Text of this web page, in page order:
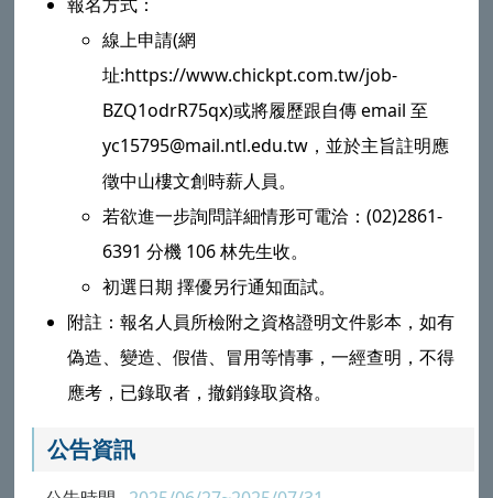
線上申請(網
址:https://www.chickpt.com.tw/job-
BZQ1odrR75qx)或將履歷跟自傳 email 至
yc15795@mail.ntl.edu.tw，並於主旨註明應
徵中山樓文創時薪人員。
若欲進一步詢問詳細情形可電洽：(02)2861-
6391 分機 106 林先生收。
初選日期 擇優另行通知面試。
附註：報名人員所檢附之資格證明文件影本，如有
偽造、變造、假借、冒用等情事，一經查明，不得
應考，已錄取者，撤銷錄取資格。
公告資訊